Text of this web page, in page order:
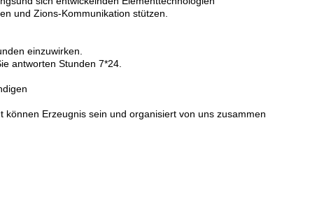
und Zions-Kommunikation stützen.
einzuwirken.
antworten Stunden 7*24.
Erzeugnis sein und organisiert von uns zusammen